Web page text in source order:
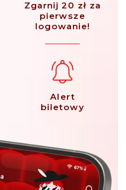
Zgarnij 20 zł za
pierwsze
logowanie!
Alert
biletowy